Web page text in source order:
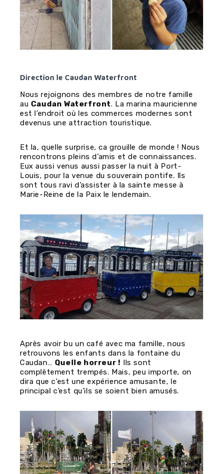
Direction le Caudan Waterfront
Nous rejoignons des membres de notre famille
au Caudan Waterfront. La marina mauricienne
est l’endroit où les commerces modernes sont
devenus une attraction touristique.
Et la, quelle surprise, ca grouille de monde ! Nous
rencontrons pleins d’amis et de connaissances.
Eux aussi venus aussi passer la nuit à Port-
Louis, pour la venue du souverain pontife. Ils
sont tous ravi d’assister à la sainte messe à
Marie-Reine de la Paix le lendemain.
Après avoir bu un café avec ma famille, nous
retrouvons les enfants dans la fontaine du
Caudan… Quelle horreur ! Ils sont
complètement trempés. Mais, peu importe, on
dira que c’est une expérience amusante, le
principal c’est qu’ils se soient bien amusés.